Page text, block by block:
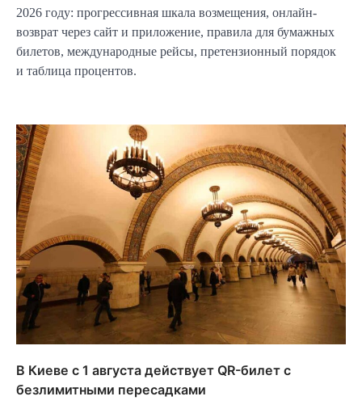
2026 году: прогрессивная шкала возмещения, онлайн-
возврат через сайт и приложение, правила для бумажных
билетов, международные рейсы, претензионный порядок
и таблица процентов.
В Киеве с 1 августа действует QR-билет с
безлимитными пересадками